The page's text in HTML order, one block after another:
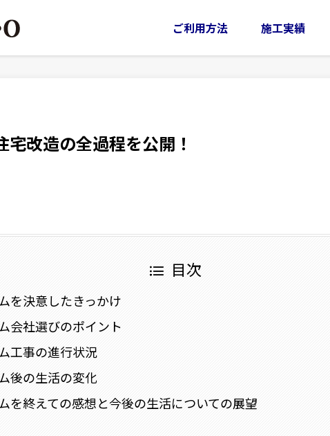
ご利用方法 施工実績
改造の全過程を公開！
目次
を決意したきっかけ
会社選びのポイント
工事の進行状況
後の生活の変化
を終えての感想と今後の生活についての展望